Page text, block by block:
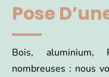
Pose
Bois, aluminium,
nombreuses : nous